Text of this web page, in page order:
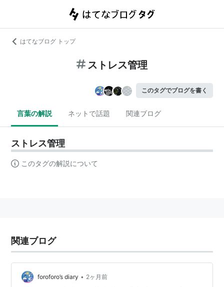
はてなブログ トップ
ストレス管理
このタグでブログを書く
言葉の解説 ネットで話題 関連ブログ
ストレス管理
このタグの解説について
関連ブログ
foroforo’s diary • 2ヶ月前